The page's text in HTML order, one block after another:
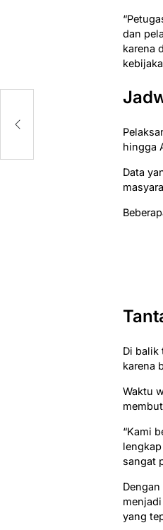
dan
karena
hingga
Data
Di balik
karena
Waktu
“Kami
sangat
yang